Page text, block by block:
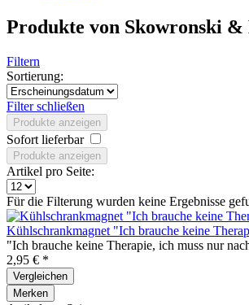
Produkte von Skowronski &
Filtern
Sortierung:
Filter schließen
Produkte anzeigen
Sofort lieferbar
Produkte anzeigen
Artikel pro Seite:
Für die Filterung wurden keine Ergebnisse
Kühlschrankmagnet "Ich brauche keine
"Ich brauche keine Therapie, ich muss nur
2,95 € *
Vergleichen
Merken